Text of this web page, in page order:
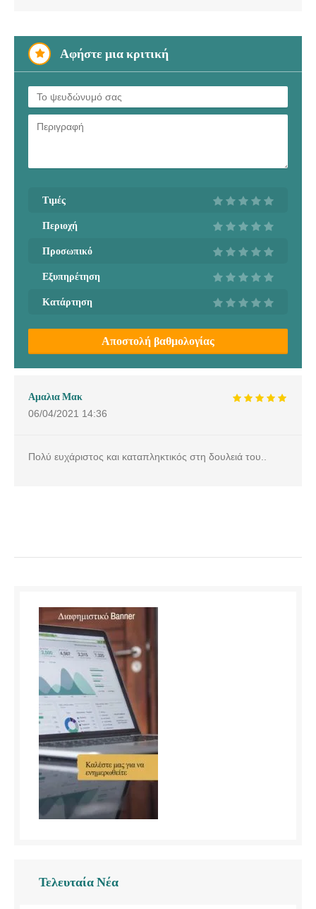
Αφήστε μια κριτική
Τιμές
Περιοχή
Προσωπικό
Εξυπηρέτηση
Κατάρτηση
Αποστολή βαθμολογίας
Αμαλια Μακ
06/04/2021 14:36
Πολύ ευχάριστος και καταπληκτικός στη δουλειά του..
Τελευταία Νέα